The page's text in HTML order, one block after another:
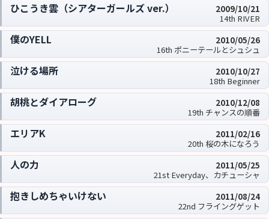
ひこうき雲（シアターガールズ ver.）
2009/10/21
14th RIVER
僕のYELL
2010/05/26
16th ポニーテールとシュシュ
泣ける場所
2010/10/27
18th Beginner
胡桃とダイアローグ
2010/12/08
19th チャンスの順番
エリアK
2011/02/16
20th 桜の木になろう
人の力
2011/05/25
21st Everyday、カチューシャ
抱きしめちゃいけない
2011/08/24
22nd フライングゲット